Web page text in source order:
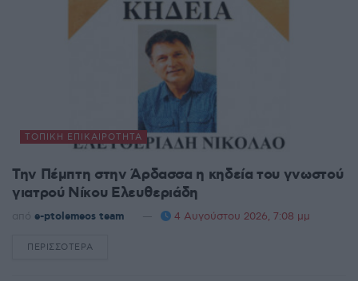
ΤΟΠΙΚΉ ΕΠΙΚΑΙΡΌΤΗΤΑ
Την Πέμπτη στην Άρδασσα η κηδεία του γνωστού
γιατρού Νίκου Ελευθεριάδη
από e-ptolemeos team 4 Αυγούστου 2026, 7:08 μμ
ΠΕΡΙΣΣΌΤΕΡΑ